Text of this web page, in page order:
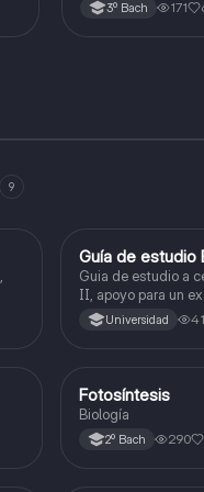
3º Bach 171
9
Historia
Guía de estudio
Guia de estudio a
II, apoyo para un
Universidad
Biología
Fotosíntesis
Biología
2º Bach 290